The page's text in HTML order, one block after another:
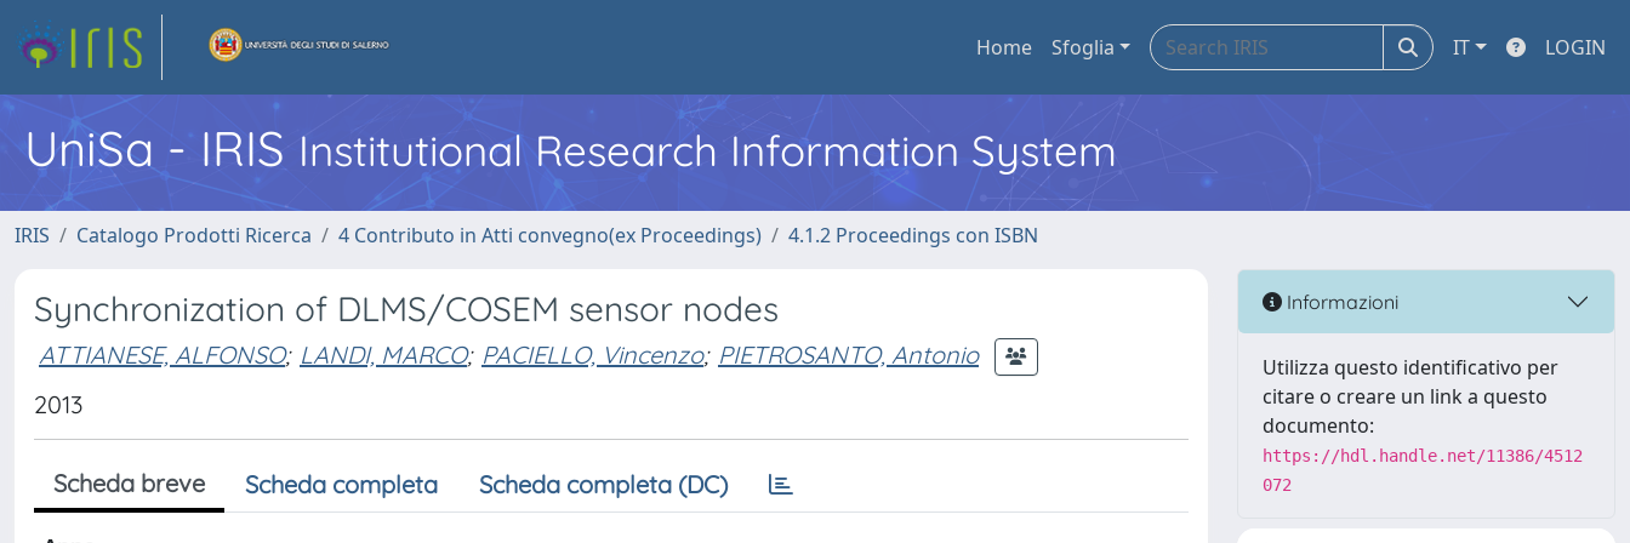
Home Sfoglia IT LOGIN
UniSa - IRIS Institutional Research Information System
IRIS Catalogo Prodotti Ricerca 4 Contributo in Atti convegno(ex Proceedings) 4.1.2 Proceedings con ISBN
Synchronization of DLMS/COSEM sensor nodes
ATTIANESE, ALFONSO; LANDI, MARCO; PACIELLO, Vincenzo; PIETROSANTO, Antonio
2013
Scheda breve Scheda completa Scheda completa (DC)
Informazioni
Utilizza questo identificativo per
citare o creare un link a questo
documento:
https://hdl.handle.net/11386/4512
072